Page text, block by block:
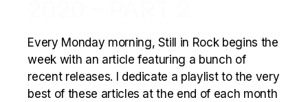
Every Monday morning, Still in Rock begins the
week with an article featuring a bunch of
recent releases. I dedicate a playlist to the very
best of these articles at the end of each month